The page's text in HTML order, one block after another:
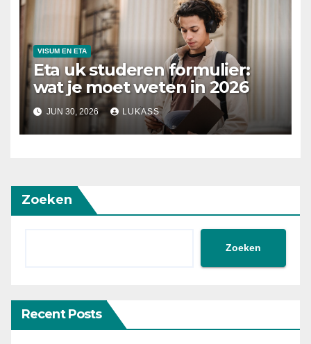
VISUM EN ETA
Eta uk studeren formulier:
wat je moet weten in 2026
JUN 30, 2026 LUKASS
Zoeken
Zoeken
Recent Posts